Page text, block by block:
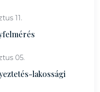
11.
05.
lakossági